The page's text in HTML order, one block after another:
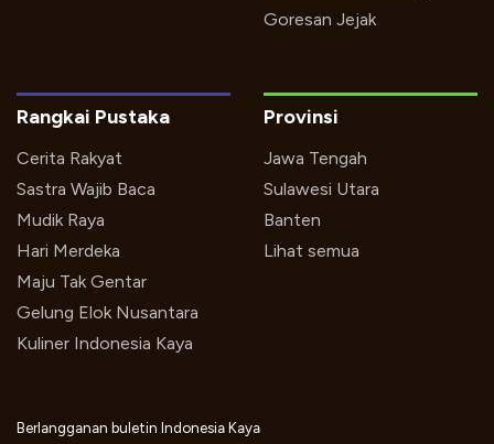
Goresan Jejak
Rangkai Pustaka
Cerita Rakyat
Sastra Wajib Baca
Mudik Raya
Hari Merdeka
Maju Tak Gentar
Gelung Elok Nusantara
Kuliner Indonesia Kaya
Provinsi
Jawa Tengah
Sulawesi Utara
Banten
Lihat semua
Berlangganan buletin Indonesia Kaya